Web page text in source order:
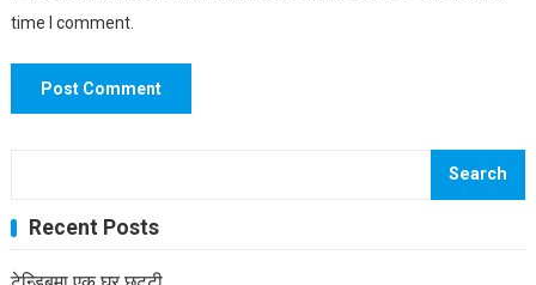
time I comment.
Search
Recent Posts